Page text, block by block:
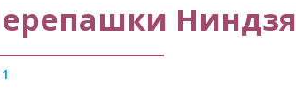
Ниндзя